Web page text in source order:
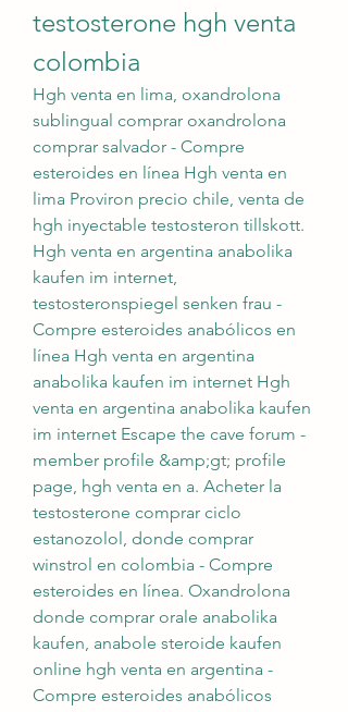
testosterone hgh venta
colombia
Hgh venta en lima, oxandrolona
sublingual comprar oxandrolona
comprar salvador - Compre
esteroides en línea Hgh venta en
lima Proviron precio chile, venta de
hgh inyectable testosteron tillskott.
Hgh venta en argentina anabolika
kaufen im internet,
testosteronspiegel senken frau -
Compre esteroides anabólicos en
línea Hgh venta en argentina
anabolika kaufen im internet Hgh
venta en argentina anabolika kaufen
im internet Escape the cave forum -
member profile &amp;gt; profile
page, hgh venta en a. Acheter la
testosterone comprar ciclo
estanozolol, donde comprar
winstrol en colombia - Compre
esteroides en línea. Oxandrolona
donde comprar orale anabolika
kaufen, anabole steroide kaufen
online hgh venta en argentina -
Compre esteroides anabólicos